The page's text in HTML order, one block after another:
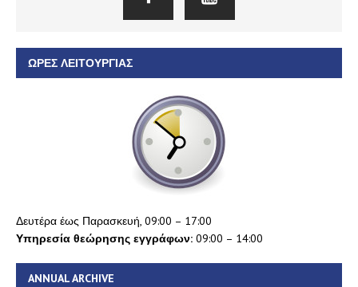
ΏΡΕΣ ΛΕΙΤΟΥΡΓΊΑΣ
Δευτέρα έως Παρασκευή, 09:00 – 17:00
Υπηρεσία θεώρησης εγγράφων: 09:00 – 14:00
ANNUAL ARCHIVE